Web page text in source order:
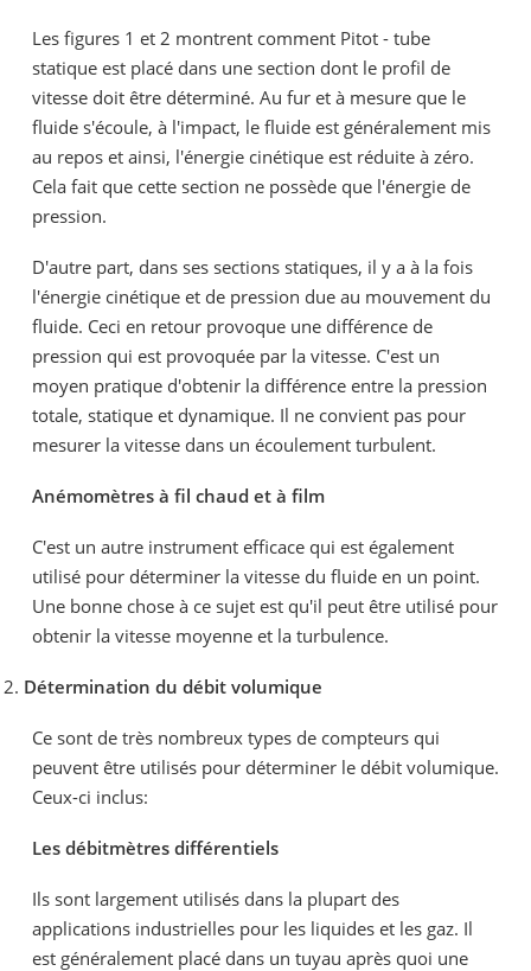
Les figures 1 et 2 montrent comment Pitot - tube
statique est placé dans une section dont le profil de
vitesse doit être déterminé. Au fur et à mesure que le
fluide s'écoule, à l'impact, le fluide est généralement mis
au repos et ainsi, l'énergie cinétique est réduite à zéro.
Cela fait que cette section ne possède que l'énergie de
pression.
D'autre part, dans ses sections statiques, il y a à la fois
l'énergie cinétique et de pression due au mouvement du
fluide. Ceci en retour provoque une différence de
pression qui est provoquée par la vitesse. C'est un
moyen pratique d'obtenir la différence entre la pression
totale, statique et dynamique. Il ne convient pas pour
mesurer la vitesse dans un écoulement turbulent.
Anémomètres à fil chaud et à film
C'est un autre instrument efficace qui est également
utilisé pour déterminer la vitesse du fluide en un point.
Une bonne chose à ce sujet est qu'il peut être utilisé pour
obtenir la vitesse moyenne et la turbulence.
2. Détermination du débit volumique
Ce sont de très nombreux types de compteurs qui
peuvent être utilisés pour déterminer le débit volumique.
Ceux-ci inclus:
Les débitmètres différentiels
Ils sont largement utilisés dans la plupart des
applications industrielles pour les liquides et les gaz. Il
est généralement placé dans un tuyau après quoi une